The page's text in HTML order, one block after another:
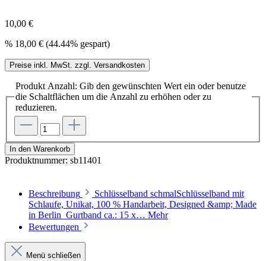
10,00 €
% 18,00 € (44.44% gespart)
Preise inkl. MwSt. zzgl. Versandkosten
Produkt Anzahl: Gib den gewünschten Wert ein oder benutze
die Schaltflächen um die Anzahl zu erhöhen oder zu
reduzieren.
In den Warenkorb
Produktnummer: sb11401
Beschreibung
Schlüsselband schmalSchlüsselband mit
Schlaufe, Unikat, 100 % Handarbeit, Designed &amp; Made
in Berlin Gurtband ca.: 15 x… Mehr
Bewertungen
Menü schließen